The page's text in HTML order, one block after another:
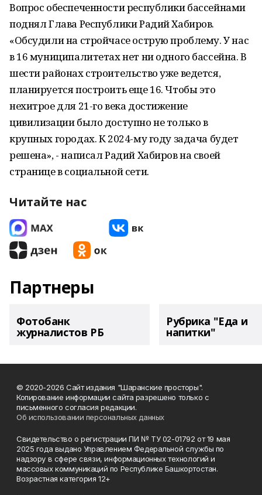
Вопрос обеспеченности республики бассейнами
поднял Глава Республики Радий Хабиров.
«Обсудили на стройчасе острую проблему. У нас
в 16 муниципалитетах нет ни одного бассейна. В
шести районах строительство уже ведется,
планируется построить еще 16. Чтобы это
нехитрое для 21-го века достижение
цивилизации было доступно не только в
крупных городах. К 2024-му году задача будет
решена», - написал Радий Хабиров на своей
странице в социальной сети.
Читайте нас
Партнеры
Фотобанк
журналистов РБ
Рубрика "Еда и
напитки"
© 2020-2026 Сайт издания "Шаранские просторы".
Копирование информации сайта разрешено только с
письменного согласия редакции.
Об использовании персональных данных
Свидетельство о регистрации ПИ № ТУ 02-01792 от 19 мая
2025 года выдано Управлением Федеральной службы по
надзору в сфере связи, информационных технологий и
массовых коммуникаций по Республике Башкортостан.
Возрастная категория 12+